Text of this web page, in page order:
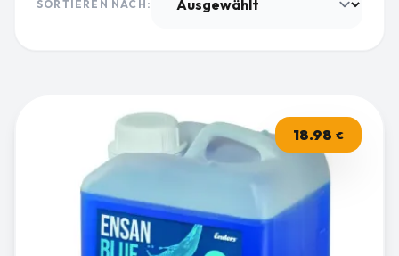
SORTIEREN NACH:
18.98 €